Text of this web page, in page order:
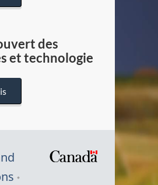
des
et technologie
Symbole